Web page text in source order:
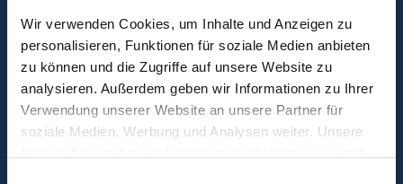
Wir verwenden Cookies, um Inhalte und Anzeigen zu
personalisieren, Funktionen für soziale Medien anbieten
zu können und die Zugriffe auf unsere Website zu
analysieren. Außerdem geben wir Informationen zu Ihrer
Verwendung unserer Website an unsere Partner für
soziale Medien, Werbung und Analysen weiter. Unsere
Bestellung zurücksenden?
Kontakt